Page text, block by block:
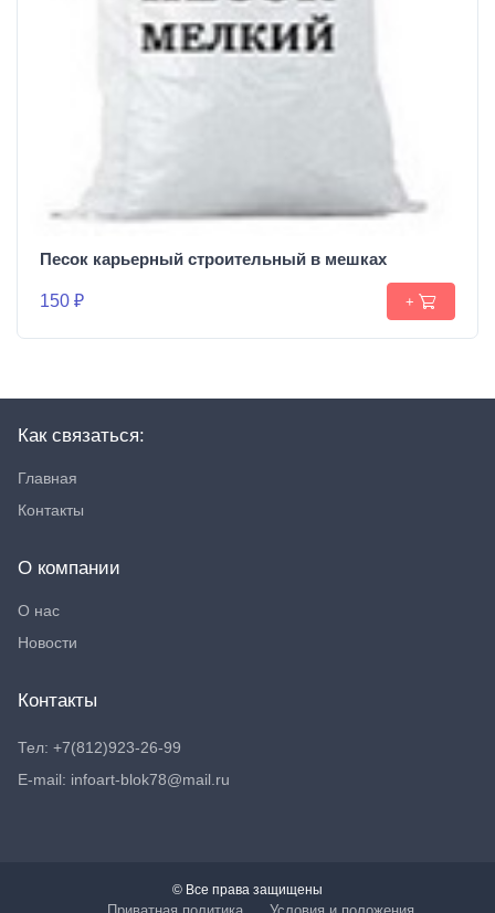
Песок карьерный строительный в мешках
150 ₽ +
Как связаться:
Главная
Контакты
О компании
О нас
Новости
Контакты
Тел: +7(812)923-26-99
E-mail: infoart-blok78@mail.ru
© Все права защищены